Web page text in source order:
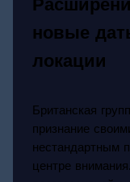
новые
локации
Британская
признание
нестандартным
центре